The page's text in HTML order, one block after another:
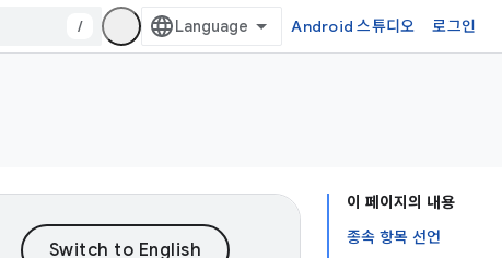
/ Android 스튜디오 로그인
이 페이지의 내용
종속 항목 선언